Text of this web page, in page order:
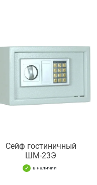
Сейф гостиничный
ШМ-23Э
в наличии